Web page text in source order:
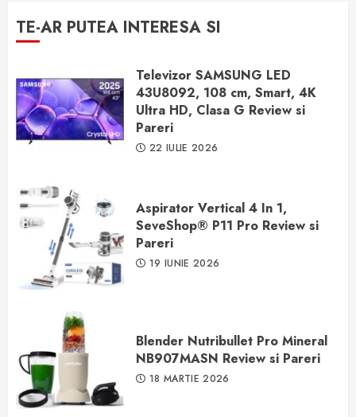
TE-AR PUTEA INTERESA SI
Televizor SAMSUNG LED
43U8092, 108 cm, Smart, 4K
Ultra HD, Clasa G Review si
Pareri
22 IULIE 2026
Aspirator Vertical 4 In 1,
SeveShop® P11 Pro Review si
Pareri
19 IUNIE 2026
Blender Nutribullet Pro Mineral
NB907MASN Review si Pareri
18 MARTIE 2026